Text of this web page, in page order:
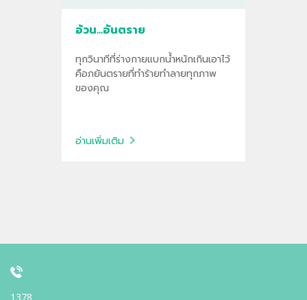
อ้วน...อันตราย
ทุกวินาทีที่ร่างกายแบกน้ำหนักเกินเอาไว้
คือภยันตรายที่ทำร้ายทำลายทุกภาพ
ของคุณ
อ่านเพิ่มเติม
1378